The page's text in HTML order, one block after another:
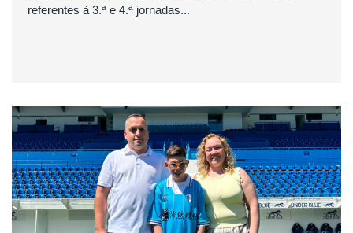
referentes à 3.ª e 4.ª jornadas...